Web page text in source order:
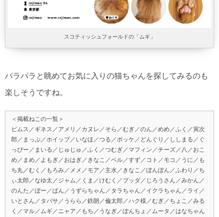
スコティッシュフォールドの「ムギ」
パラパラと眺めてお気に入りの猫ちゃんを探してみるのも
楽しそうですね。
＜掲載ねこの一覧＞
ピムス／ギネス／アメリ／カヌレ／そら／むぎ／のん／めめ／ふく／寅次
郎／まっぷ／ホイップ／いなほ／つる／ポッケ／どんぐり／ししまる／ぐ
っぴー／まいる／じゅじゅ／ふく／つむぎ／マフィン／チーズ／八／おこ
め／まめ／よもぎ／おはぎ／きなこ／ベル／すず／コト／モコ／うに／も
ち丸／むく／もろみ／メメ／モア／主水／きなこ／ぼんぼん／ふわり／ち
ぃ太郎／なゆ太／ジャム／くま／けむく／ブッダ／じろうさん／みかん／
のんた／ぼー／ぱん／うずらちゃん／タラちゃん／イクラちゃん／ライ／
いとさん／タバサ／うらら／鉄朗／倫太郎／ハク様／むぎ／ちょこ／みる
く／マル／ムギ／ニャア／もち／うなぎ／ぽんちょ／ムータ／はなちゃん